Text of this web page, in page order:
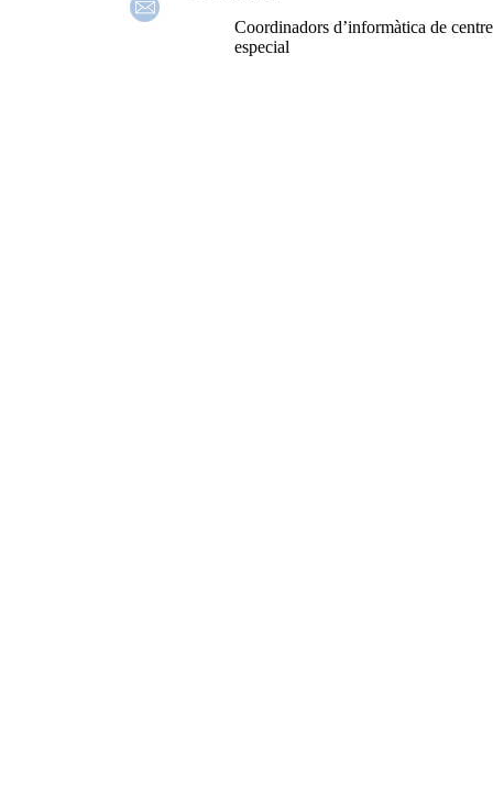
Coordinadors d’informàtica de
especial